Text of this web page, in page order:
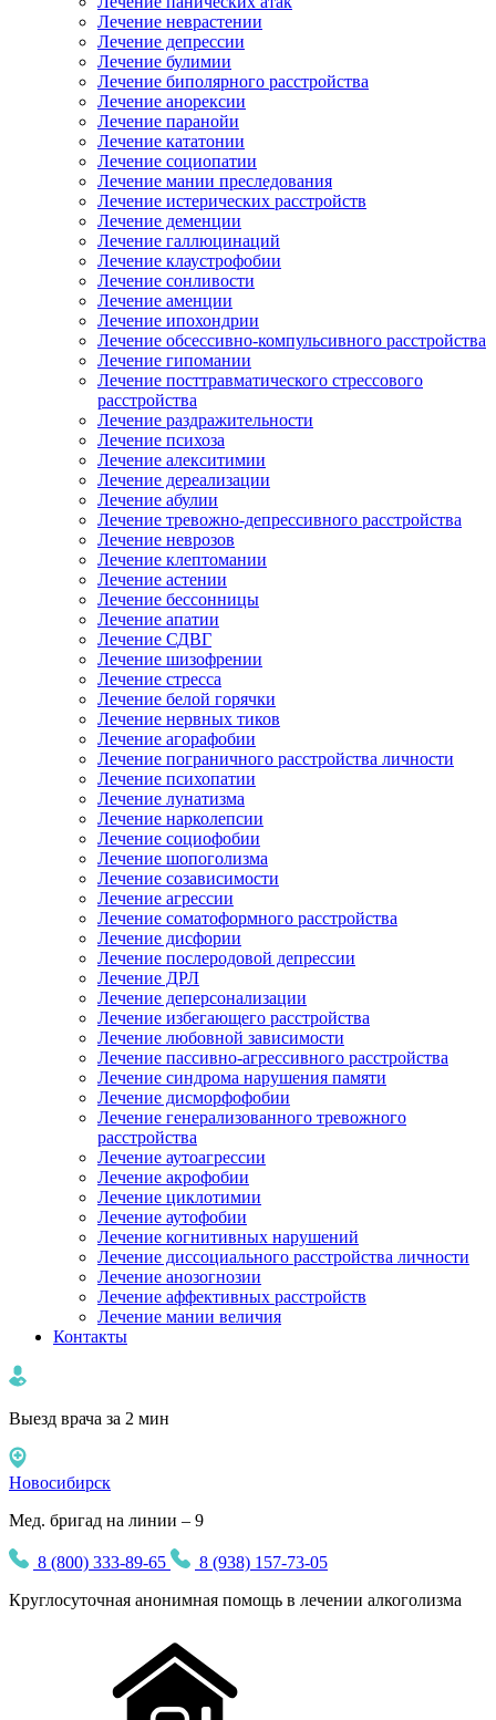
Лечение неврастении
Лечение депрессии
Лечение булимии
Лечение биполярного расстройства
Лечение анорексии
Лечение паранойи
Лечение кататонии
Лечение социопатии
Лечение мании преследования
Лечение истерических расстройств
Лечение деменции
Лечение галлюцинаций
Лечение клаустрофобии
Лечение сонливости
Лечение аменции
Лечение ипохондрии
Лечение обсессивно-компульсивного расстройства
Лечение гипомании
Лечение посттравматического стрессового
расстройства
Лечение раздражительности
Лечение психоза
Лечение алекситимии
Лечение дереализации
Лечение абулии
Лечение тревожно-депрессивного расстройства
Лечение неврозов
Лечение клептомании
Лечение астении
Лечение бессонницы
Лечение апатии
Лечение СДВГ
Лечение шизофрении
Лечение стресса
Лечение белой горячки
Лечение нервных тиков
Лечение агорафобии
Лечение пограничного расстройства личности
Лечение психопатии
Лечение лунатизма
Лечение нарколепсии
Лечение социофобии
Лечение шопоголизма
Лечение созависимости
Лечение агрессии
Лечение соматоформного расстройства
Лечение дисфории
Лечение послеродовой депрессии
Лечение ДРЛ
Лечение деперсонализации
Лечение избегающего расстройства
Лечение любовной зависимости
Лечение пассивно-агрессивного расстройства
Лечение синдрома нарушения памяти
Лечение дисморфофобии
Лечение генерализованного тревожного
расстройства
Лечение аутоагрессии
Лечение акрофобии
Лечение циклотимии
Лечение аутофобии
Лечение когнитивных нарушений
Лечение диссоциального расстройства личности
Лечение анозогнозии
Лечение аффективных расстройств
Лечение мании величия
Контакты
Выезд врача за 2 мин
Новосибирск
Мед. бригад на линии – 9
8 (800) 333-89-65
8 (938) 157-73-05
Круглосуточная анонимная помощь в лечении алкоголизма